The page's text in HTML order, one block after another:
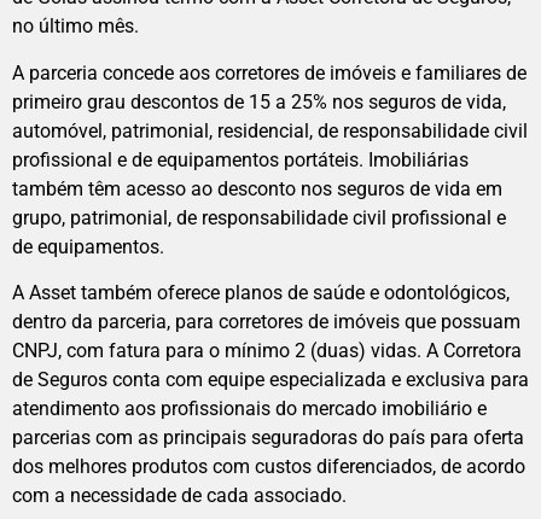
no último mês.
A parceria concede aos corretores de imóveis e familiares de
primeiro grau descontos de 15 a 25% nos seguros de vida,
automóvel, patrimonial, residencial, de responsabilidade civil
profissional e de equipamentos portáteis. Imobiliárias
também têm acesso ao desconto nos seguros de vida em
grupo, patrimonial, de responsabilidade civil profissional e
de equipamentos.
A Asset também oferece planos de saúde e odontológicos,
dentro da parceria, para corretores de imóveis que possuam
CNPJ, com fatura para o mínimo 2 (duas) vidas. A Corretora
de Seguros conta com equipe especializada e exclusiva para
atendimento aos profissionais do mercado imobiliário e
parcerias com as principais seguradoras do país para oferta
dos melhores produtos com custos diferenciados, de acordo
com a necessidade de cada associado.